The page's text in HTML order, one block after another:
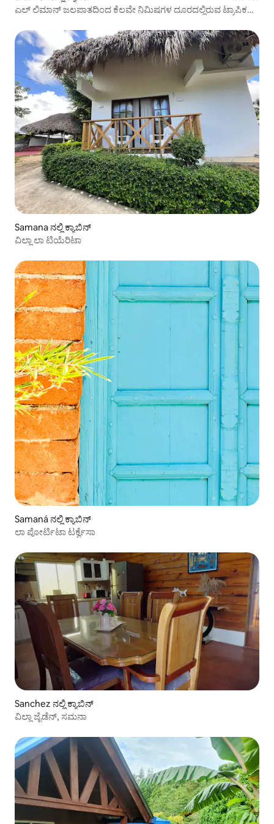
ಎಲ್ ಲಿಮಾನ್ ಜಲಪಾತದಿಂದ ಕೆಲವೇ ನಿಮಿಷಗಳ ದೂರದಲ್ಲಿರುವ ಟ್ರಾಪಿಕಲ್
Samana ನಲ್ಲಿ ಕ್ಯಾಬಿನ್
ವಿಲ್ಲಾ ಲಾ ಟಿಯೆರಿಟಾ
Samaná ನಲ್ಲಿ ಕ್ಯಾಬಿನ್
ಲಾ ಪೋರ್ಟಿಟಾ ಟರ್ಕ್ವೆಸಾ
Sanchez ನಲ್ಲಿ ಕ್ಯಾಬಿನ್
ವಿಲ್ಲಾ ಜೈಡೆನ್, ಸಮನಾ